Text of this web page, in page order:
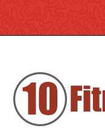
DE
PÁGINA